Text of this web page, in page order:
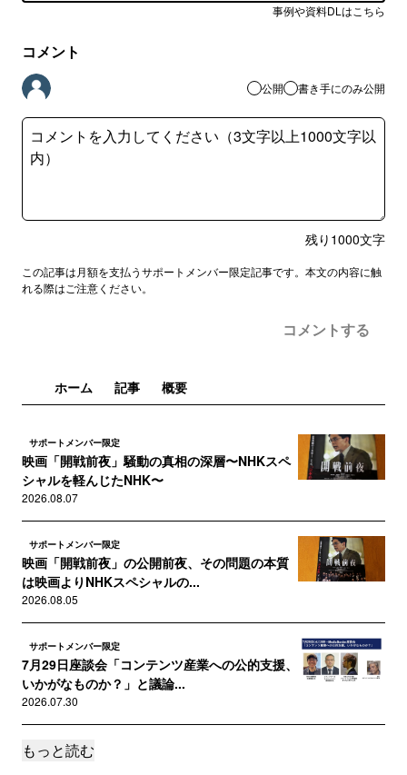
事例や資料DLはこちら
コメント
公開 書き手にのみ公開
残り 1000文字
この記事は月額を支払うサポートメンバー限定記事です。本文の内容に触
れる際はご注意ください。
コメントする
ホーム 記事 概要
サポートメンバー限定
映画「開戦前夜」騒動の真相の深層〜NHKスペ
シャルを軽んじたNHK〜
2026.08.07
サポートメンバー限定
映画「開戦前夜」の公開前夜、その問題の本質
は映画よりNHKスペシャルの...
2026.08.05
サポートメンバー限定
7月29日座談会「コンテンツ産業への公的支援、
いかがなものか？」と議論...
2026.07.30
サポートメンバー限定
もっと読む